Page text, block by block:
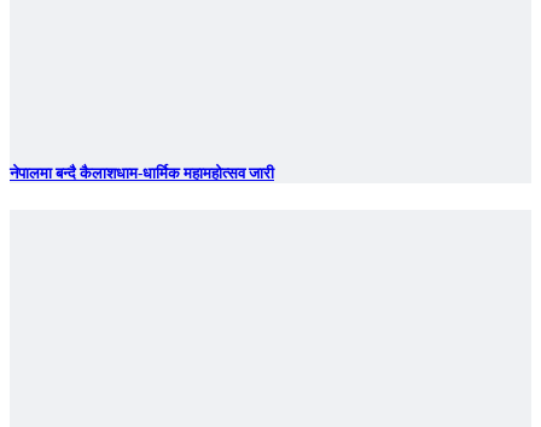
नेपालमा बन्दै कैलाशधाम-धार्मिक महामहोत्सव जारी